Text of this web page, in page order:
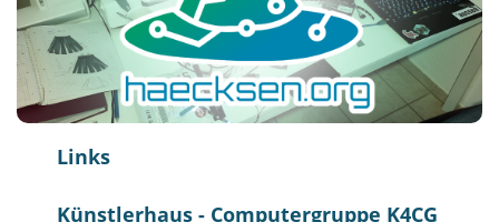
Links
Künstlerhaus - Computergruppe K4CG